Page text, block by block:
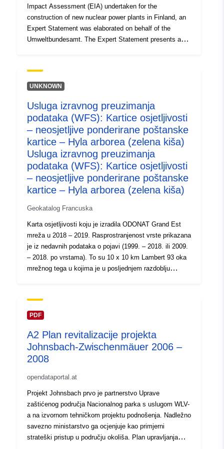
Impact Assessment (EIA) undertaken for the
construction of new nuclear power plants in Finland, an
Expert Statement was elaborated on behalf of the
Umweltbundesamt. The Expert Statement presents a
consultation. The main conclusion is: The information
presented is not complete. Relevant issues concerning
point of view, the question of the worst case release
scenario still remains unanswered. The Expert
Statement concludes with open questions which should
be resolved during the upcoming Finnish decision-
making process at government level and the nuclear
licensing process, respectively. Documents for
download: https://www.umweltbundesamt.at/olkiluoto
UNKNOWN
Usluga izravnog preuzimanja
podataka (WFS): Kartice osjetljivosti
– neosjetljive ponderirane poštanske
kartice – Hyla arborea (zelena kiša)
Usluga izravnog preuzimanja
podataka (WFS): Kartice osjetljivosti
– neosjetljive ponderirane poštanske
kartice – Hyla arborea (zelena kiša)
Geokatalog Francuska
Karta osjetljivosti koju je izradila ODONAT Grand Est
mreža u 2018 – 2019. Rasprostranjenost vrste prikazana
je iz nedavnih podataka o pojavi (1999. – 2018. ili 2009.
– 2018. po vrstama). To su 10 x 10 km Lambert 93 oka
mrežnog tega u kojima je u posljednjem razdoblju
izračunom udjela oka od 1 x 1 km u kojem je vrsta
primijećena. Sve primjedbe uzimaju se u obzir: mogu biti
predstavlja stanje znanja u vrijeme njegove realizacije,
ne bi ga trebalo smatrati iscrpnim. Moguća je prisutnost
vrste izvan utvrđenih područja. Više informacija
PDF
A2 Plan revitalizacije projekta
Johnsbach-Zwischenmäuer 2006 –
2008
opendataportal.at
Projekt Johnsbach prvo je partnerstvo Uprave
zaštićenog područja Nacionalnog parka s uslugom WLV-
a na izvornom tehničkom projektu podnošenja. Nadležno
savezno ministarstvo ga ocjenjuje kao primjerni
strateški pristup u području okoliša. Plan upravljanja